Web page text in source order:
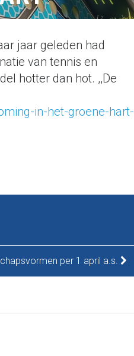
jaar geleden had
van tennis en
hotter dan hot. ,,De
in-het-groene-hart-
per 1 april a.s.